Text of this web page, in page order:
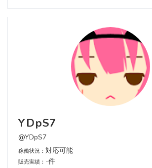
YDpS7
@YDpS7
稼働状況： 対応可能
販売実績： -件